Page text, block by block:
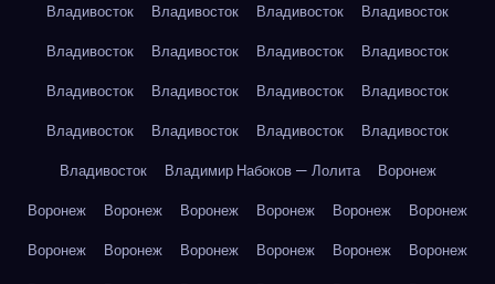
Владивосток
Владивосток Владивосток
Владивосток
Владивосток
Владивосток Владивосток
Владивосток
Владивосток
Владивосток Владивосток
Владивосток
Владивосток
Владивосток Владивосток
Владивосток
Владивосток
Владимир Набоков — Лолита
Воронеж
Воронеж
Воронеж Воронеж Воронеж Воронеж
Воронеж
Воронеж
Воронеж Воронеж Воронеж Воронеж
Воронеж